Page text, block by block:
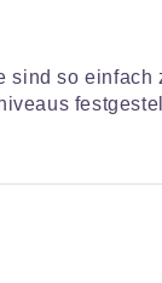
so einfach